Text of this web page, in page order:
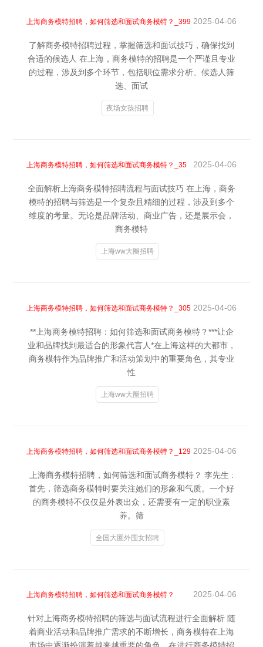
上海商务模特招聘，如何筛选和面试商务模特？_399 2025-04-06
了解商务模特招聘过程，掌握筛选和面试技巧，确保找到
合适的候选人 在上海，商务模特的招聘是一个严谨且专业
的过程，涉及到多个环节，包括职位需求分析、候选人筛
选、面试
夜场女孩招聘
上海商务模特招聘，如何筛选和面试商务模特？_35 2025-04-06
全面解析上海商务模特招聘流程与面试技巧 在上海，商务
模特的招聘与筛选是一个复杂且精细的过程，涉及到多个
维度的考量。无论是品牌活动、商业广告，还是展示会，
商务模特
上海ww大圈招聘
上海商务模特招聘，如何筛选和面试商务模特？_305 2025-04-06
**上海商务模特招聘：如何筛选和面试商务模特？***让企
业和品牌找到最适合的形象代言人*在上海这样的大都市，
商务模特作为品牌推广和活动策划中的重要角色，其专业
性
上海ww大圈招聘
上海商务模特招聘，如何筛选和面试商务模特？_129 2025-04-06
上海商务模特招聘，如何筛选和面试商务模特？ 李先生 :
首先，筛选商务模特时要关注她们的形象和气质。一个好
的商务模特不仅仅是外表出众，还需要有一定的职业素
养。筛
全国大圈外围女招聘
上海商务模特招聘，如何筛选和面试商务模特？ 2025-04-06
针对上海商务模特招聘的筛选与面试流程进行全面解析 随
着商业活动和品牌推广需求的不断增长，商务模特在上海